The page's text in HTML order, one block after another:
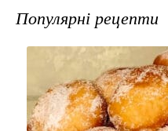
e
b
o
k
gr
a
m
Популярні рецепти